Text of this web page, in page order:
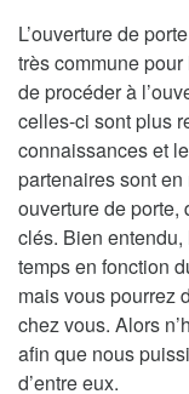
L’ouverture de
très commune
de procéder à
celles-ci sont plus
connaissances et
partenaires sont
ouverture de
clés. Bien
temps en fonction
mais vous pourrez
chez vous. Alors
afin que nous
d’entre eux.